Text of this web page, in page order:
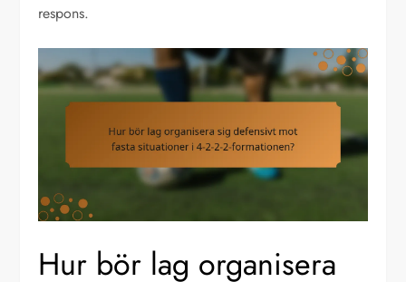
respons.
Hur bör lag organisera